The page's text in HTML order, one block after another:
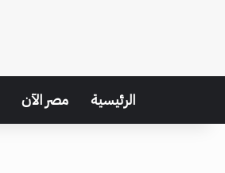
الرئيسية مصر الآن